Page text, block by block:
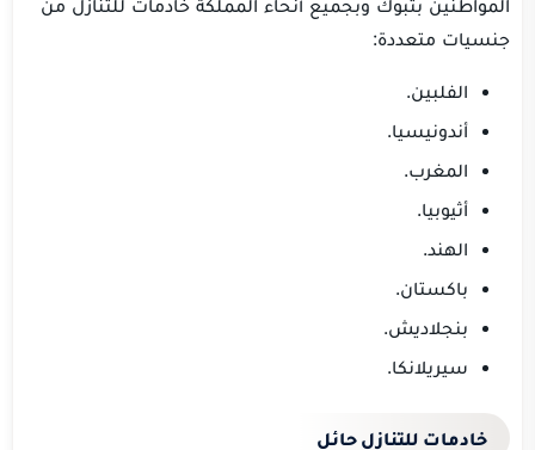
جنسيات متعددة:
الفلبين.
أندونيسيا.
المغرب.
أثيوبيا.
الهند.
باكستان.
بنجلاديش.
سيريلانكا.
خادمات للتنازل حائل